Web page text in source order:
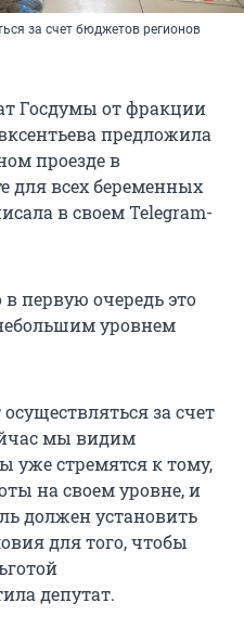
за счет бюджетов регионов
Госдумы от фракции
предложила
проезде в
для всех беременных
в своем Telegram-
в первую очередь это
уровнем
за счет
мы видим
уже стремятся к тому,
на своем уровне, и
должен установить
для того, чтобы
депутат.